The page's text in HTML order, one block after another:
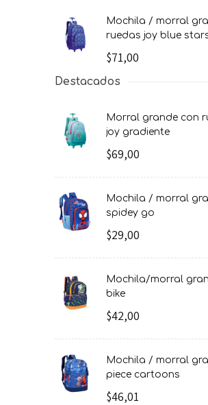
mochila / morral grande con
ruedas joy blue
$71,00
Destacados
morral grande con ruedas
joy gradiente
$69,00
mochila / morral grande
spidey go
$29,00
mochila/morral grande dino
bike
$42,00
mochila / morral grande one
piece cartoons
$46,01